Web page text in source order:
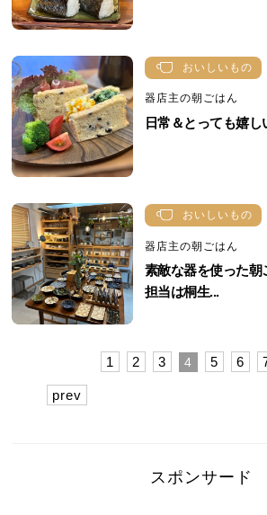
おいしいもの
器店主の朝ごはん
日常＆とっても嬉し
おいしいもの
器店主の朝ごはん
素敵な器を使った朝
担当は桐生...
prev
1 2 3 4 5 6
スポンサード